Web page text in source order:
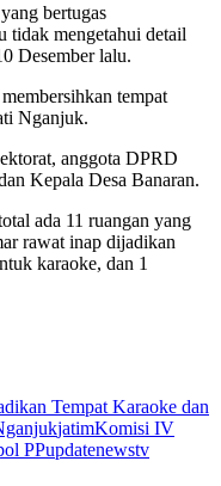
bertugas
tidak mengetahui detail
Desember lalu.
tempat
Nganjuk.
anggota DPRD
Kepala Desa Banaran.
ada 11 ruangan yang
rawat inap dijadikan
karaoke, dan 1
Tempat Karaoke dan
jatimKomisi IV
PPupdatenewstv